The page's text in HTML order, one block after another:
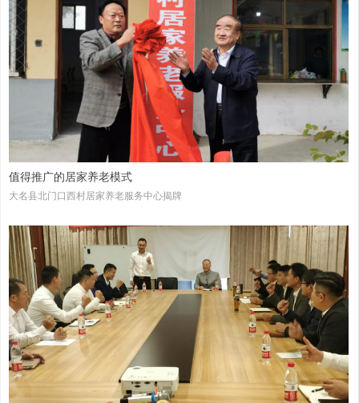
值得推广的居家养老模式
大名县北门口西村居家养老服务中心揭牌